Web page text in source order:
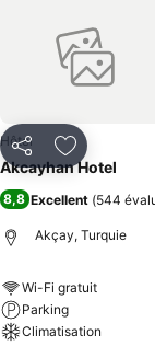
PartagerAjouter à
Hôtel
Akcayhan Hotel
8,8 Excellent (544
Akçay, Turquie
Wi-Fi gratuit
Parking
Climatisation